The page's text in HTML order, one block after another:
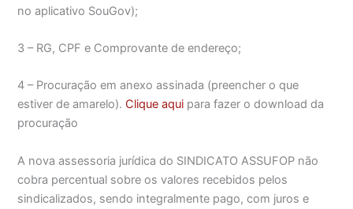
no aplicativo SouGov);
3 – RG, CPF e Comprovante de endereço;
4 – Procuração em anexo assinada (preencher o que
estiver de amarelo). Clique aqui para fazer o download da
procuração
A nova assessoria jurídica do SINDICATO ASSUFOP não
cobra percentual sobre os valores recebidos pelos
sindicalizados, sendo integralmente pago, com juros e